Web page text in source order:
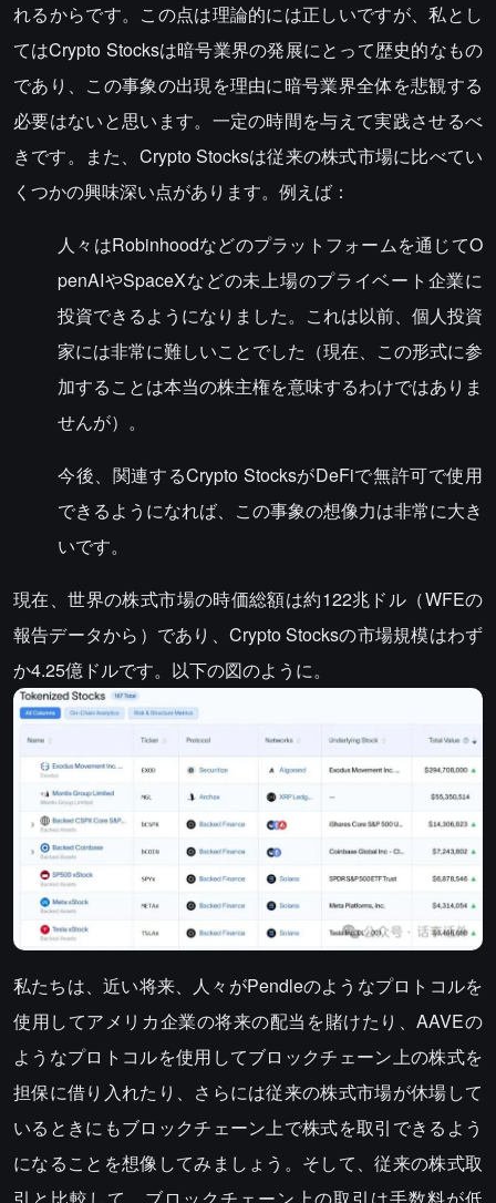
れるからです。この点は理論的には正しいですが、私とし
てはCrypto Stocksは暗号業界の発展にとって歴史的なもの
であり、この事象の出現を理由に暗号業界全体を悲観する
必要はないと思います。一定の時間を与えて実践させるべ
きです。また、Crypto Stocksは従来の株式市場に比べてい
くつかの興味深い点があります。例えば：
人々はRobinhoodなどのプラットフォームを通じてO
penAIやSpaceXなどの未上場のプライベート企業に
投資できるようになりました。これは以前、個人投資
家には非常に難しいことでした（現在、この形式に参
加することは本当の株主権を意味するわけではありま
せんが）。
今後、関連するCrypto StocksがDeFiで無許可で使用
できるようになれば、この事象の想像力は非常に大き
いです。
現在、世界の株式市場の時価総額は約122兆ドル（WFEの
報告データから）であり、Crypto Stocksの市場規模はわず
か4.25億ドルです。以下の図のように。
私たちは、近い将来、人々がPendleのようなプロトコルを
使用してアメリカ企業の将来の配当を賭けたり、AAVEの
ようなプロトコルを使用してブロックチェーン上の株式を
担保に借り入れたり、さらには従来の株式市場が休場して
いるときにもブロックチェーン上で株式を取引できるよう
になることを想像してみましょう。そして、従来の株式取
引と比較して、ブロックチェーン上の取引は手数料が低